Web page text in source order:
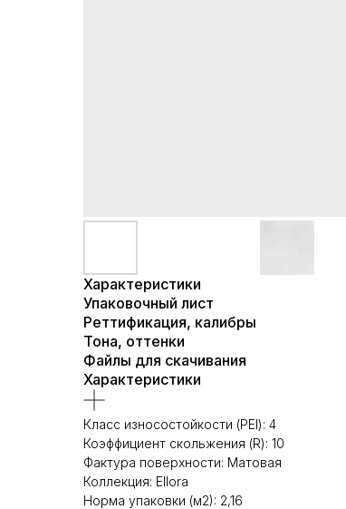
Характеристики
Упаковочный лист
Реттификация, калибры
Тона, оттенки
Файлы для скачивания
Характеристики
Класс износостойкости (PEI): 4
Коэффициент скольжения (R): 10
Фактура поверхности: Матовая
Коллекция: Ellora
Норма упаковки (м2): 2,16